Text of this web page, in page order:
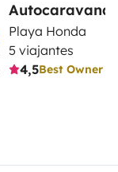
Autocaravana
Playa Honda
5 viajantes
4,5Best Owner